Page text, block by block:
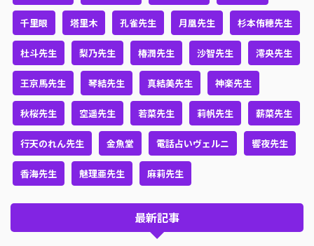
千里眼 塔里木 孔雀先生 月凰先生 杉本侑穂先生
杜斗先生 梨乃先生 椿潤先生 沙智先生 澪央先生
王京馬先生 琴結先生 真結美先生 神楽先生
秋桜先生 空遥先生 若菜先生 莉帆先生 薪菜先生
行天のれん先生 金魚堂 電話占いヴェルニ 響夜先生
香海先生 魅理亜先生 麻莉先生
最新記事